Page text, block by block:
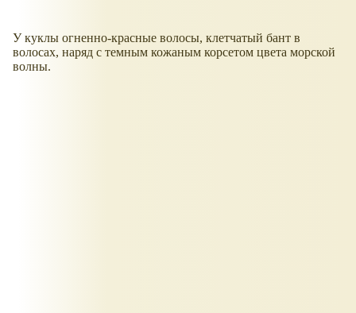
У куклы огненно-красные волосы, клетчатый бант в
волосах, наряд с темным кожаным корсетом цвета морской
волны.